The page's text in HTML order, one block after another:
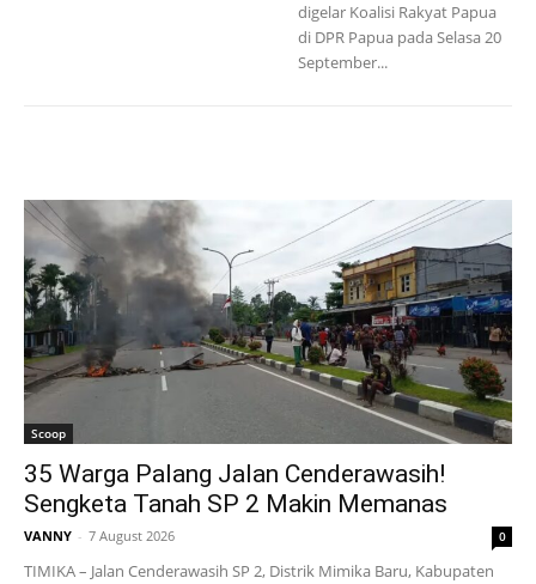
digelar Koalisi Rakyat Papua
di DPR Papua pada Selasa 20
September...
Scoop
35 Warga Palang Jalan Cenderawasih!
Sengketa Tanah SP 2 Makin Memanas
VANNY - 7 August 2026 0
TIMIKA – Jalan Cenderawasih SP 2, Distrik Mimika Baru, Kabupaten